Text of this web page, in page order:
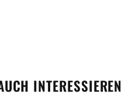
INTERESSIEREN